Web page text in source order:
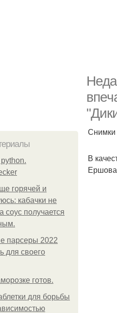
горячей и
кабачки не
соус получается
парсеры 2022
для своего
готов.
для борьбы
Снимки
В
Ершова